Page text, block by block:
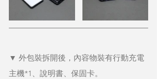
▼ 外包裝拆開後，內容物裝有行動充電
主機*1、說明書、保固卡。